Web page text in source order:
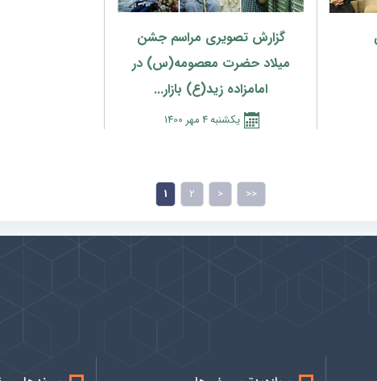
گزارش تصویری مراسم جشن
میلاد حضرت معصومه(س) در
امامزاده زید(ع) بازار...
يكشنبه4مهر 1400
1 2 > >>